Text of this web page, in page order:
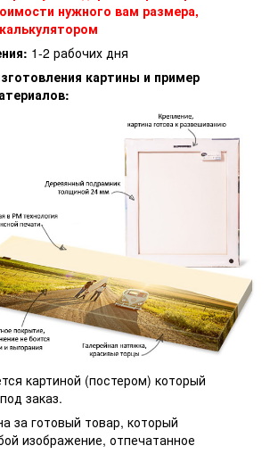
нужного вам размера,
1-2 рабочих дня
картины и пример
картиной (постером) который
заказ.
за готовый товар, который
изображение, отпечатанное